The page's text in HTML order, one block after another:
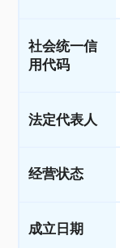
社会统一信
用代码
法定代表人
经营状态
成立日期